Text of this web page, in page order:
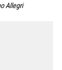
Allegri